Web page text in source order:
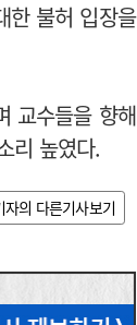
한 불허 입장을
교수들을 향해
리 높였다.
자의 다른기사보기